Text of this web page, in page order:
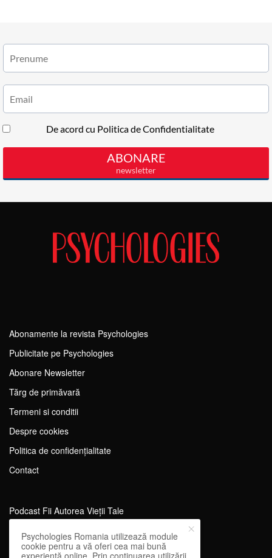
Abonamente la revista Psychologies
Publicitate pe Psychologies
Abonare Newsletter
Tărg de primăvară
Termeni si conditii
Despre cookies
Politica de confidențialitate
Contact
Podcast Fii Autorea Vieții Tale
Evenimente Fii Autoarea Vieții Tale!
SportEdu
Psychologies Romania utilizează module
cookie pentru a vă oferi cea mai bună
experiență online. Prin continuarea utilizării